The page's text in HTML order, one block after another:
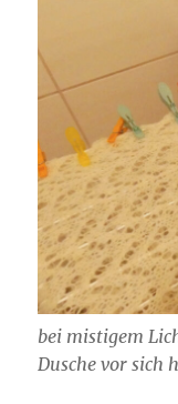
bei mistigem
Dusche vor sich